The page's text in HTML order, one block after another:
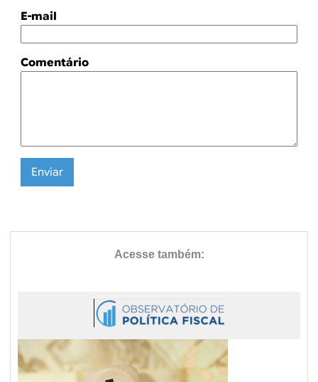
E-mail
Comentário